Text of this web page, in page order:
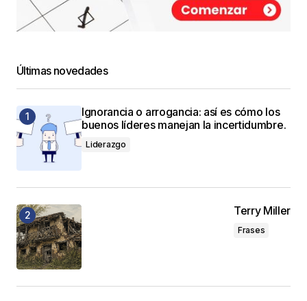
Últimas novedades
Ignorancia o arrogancia: así es cómo los
buenos líderes manejan la incertidumbre.
Liderazgo
Terry Miller
Frases